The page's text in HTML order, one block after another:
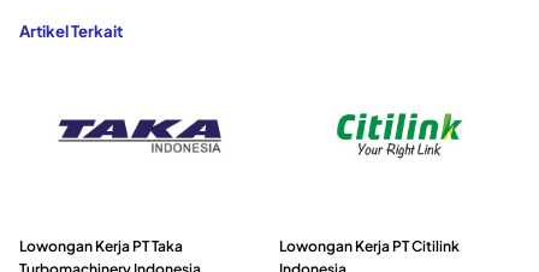
Artikel Terkait
Lowongan Kerja PT Taka
Lowongan Kerja PT Citilink